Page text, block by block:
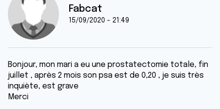
Fabcat
15/09/2020 - 21:49
Bonjour, mon mari a eu une prostatectomie totale, fin
juillet , après 2 mois son psa est de 0,20 , je suis très
inquiète, est grave
Merci